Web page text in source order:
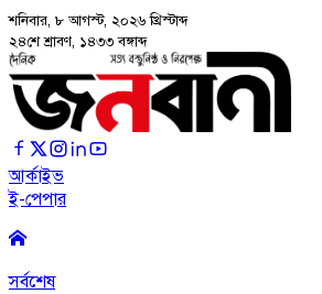
শনিবার, ৮ আগস্ট, ২০২৬ খ্রিস্টাব্দ
২৪শে শ্রাবণ, ১৪৩৩ বঙ্গাব্দ
আর্কাইভ
ই-পেপার
সর্বশেষ